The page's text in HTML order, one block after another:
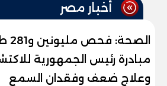
أخبار مصر
مبادرة رئيس الجمهورية
وعلاج ضعف وفقدان السمع